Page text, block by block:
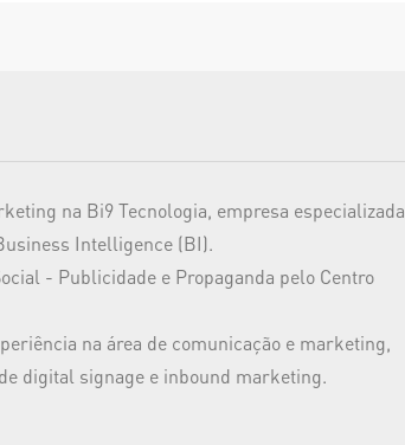
na Bi9 Tecnologia, empresa especializada
Intelligence (BI).
- Publicidade e Propaganda pelo Centro
na área de comunicação e marketing,
digital signage e inbound marketing.